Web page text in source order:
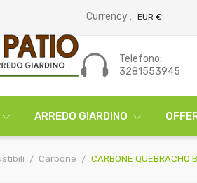
Currency : EUR €
Telefono:
3281553945
ARREDO GIARDINO
Carbone CARBONE QUEBRACHO